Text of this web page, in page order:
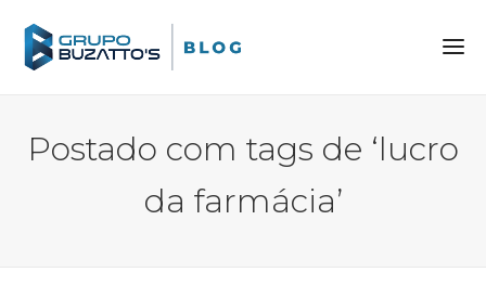
Postado com tags de ‘lucro
da farmácia’